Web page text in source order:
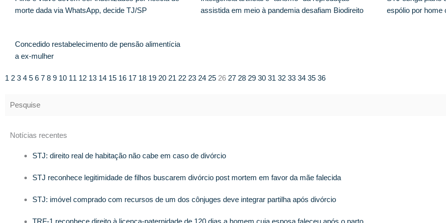
morte dada via WhatsApp, decide TJ/SP
assistida em meio à pandemia desafiam Biodireito
espólio por home
Concedido restabelecimento de pensão alimentícia
a ex-mulher
1 2 3 4 5 6 7 8 9 10 11 12 13 14 15 16 17 18 19 20 21 22 23 24 25 26 27 28 29 30 31 32 33 34 35 36
Notícias recentes
STJ: direito real de habitação não cabe em caso de divórcio
STJ reconhece legitimidade de filhos buscarem divórcio post mortem em favor da mãe falecida
STJ: imóvel comprado com recursos de um dos cônjuges deve integrar partilha após divórcio
TRF-1 reconhece direito à licença-paternidade de 120 dias a homem cuja esposa faleceu após o parto